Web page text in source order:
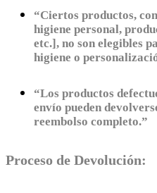
“Ciertos productos,
higiene personal,
etc.], no son elegibles
higiene o
“Los productos
envío pueden
reembolso completo.”
Proceso de Devolución: